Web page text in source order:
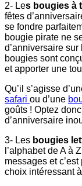
2- Les bougies à
fêtes
se fondre
bougie pirate ne
d’anniversaire
bougies sont
et apporter une
Qu’il s’agisse
safari ou d’une
goûts ! Optez
d’anniversaire
3- Les bougies
l’alphabet de A à
messages et
choix intéressant